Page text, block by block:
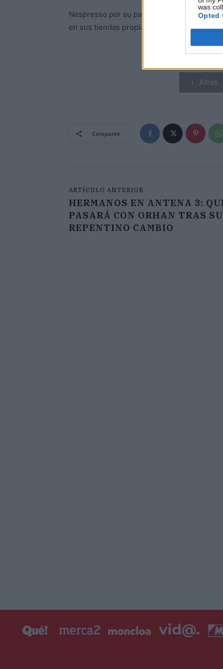
was
Opted
Nespresso por su parte tiene más de 700
en sus tiendas propias.
Atrás
Compartir
ARTÍCULO ANTERIOR
HERMANOS EN ANTENA 3:
PASARÁ CON ORHAN TRAS SU
REPENTINO CAMBIO